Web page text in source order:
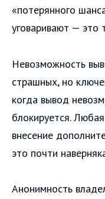
«потерянного
уговаривают — это
Невозможность
страшных, но
когда вывод
блокируется.
внесение
это почти
Анонимность